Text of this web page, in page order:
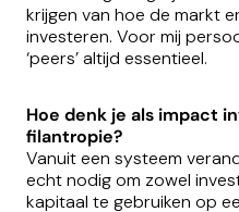
krijgen van hoe de markt
investeren. Voor mij
‘peers’ altijd essentieel.
Hoe denk je als impact
filantropie?
Vanuit een systeem
echt nodig om zowel
kapitaal te gebruiken op